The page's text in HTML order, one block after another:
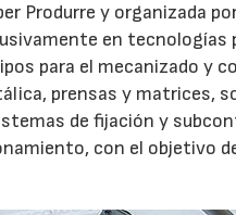
Produrre y organizada
en tecnologías
para el mecanizado y
prensas y matrices,
de fijación y
con el objetivo